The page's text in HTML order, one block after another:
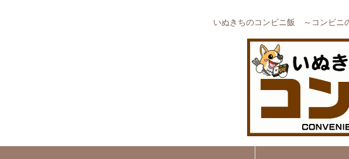
いぬきちのコンビニ飯 ～コンビニ